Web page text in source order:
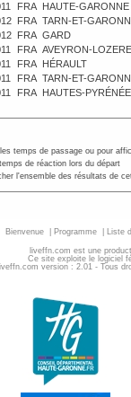
FRA HAUTE-GARONNE
FRA TARN-ET-
FRA GARD
FRA AVEYRON-LOZERE
FRA HÉRAULT
FRA TARN-ET-
FRA HAUTES-
temps de passage ou pour
de réaction lors du départ
l'ensemble des résultats de
Bienvenue Programme Liste
liveffn.com est une
Ce site exploite le logiciel
version : 2.01 - Tous